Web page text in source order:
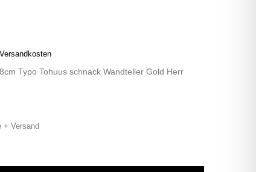
Versandkosten
Typo Tohuus schnack Wandteller Gold Herr
+ Versand